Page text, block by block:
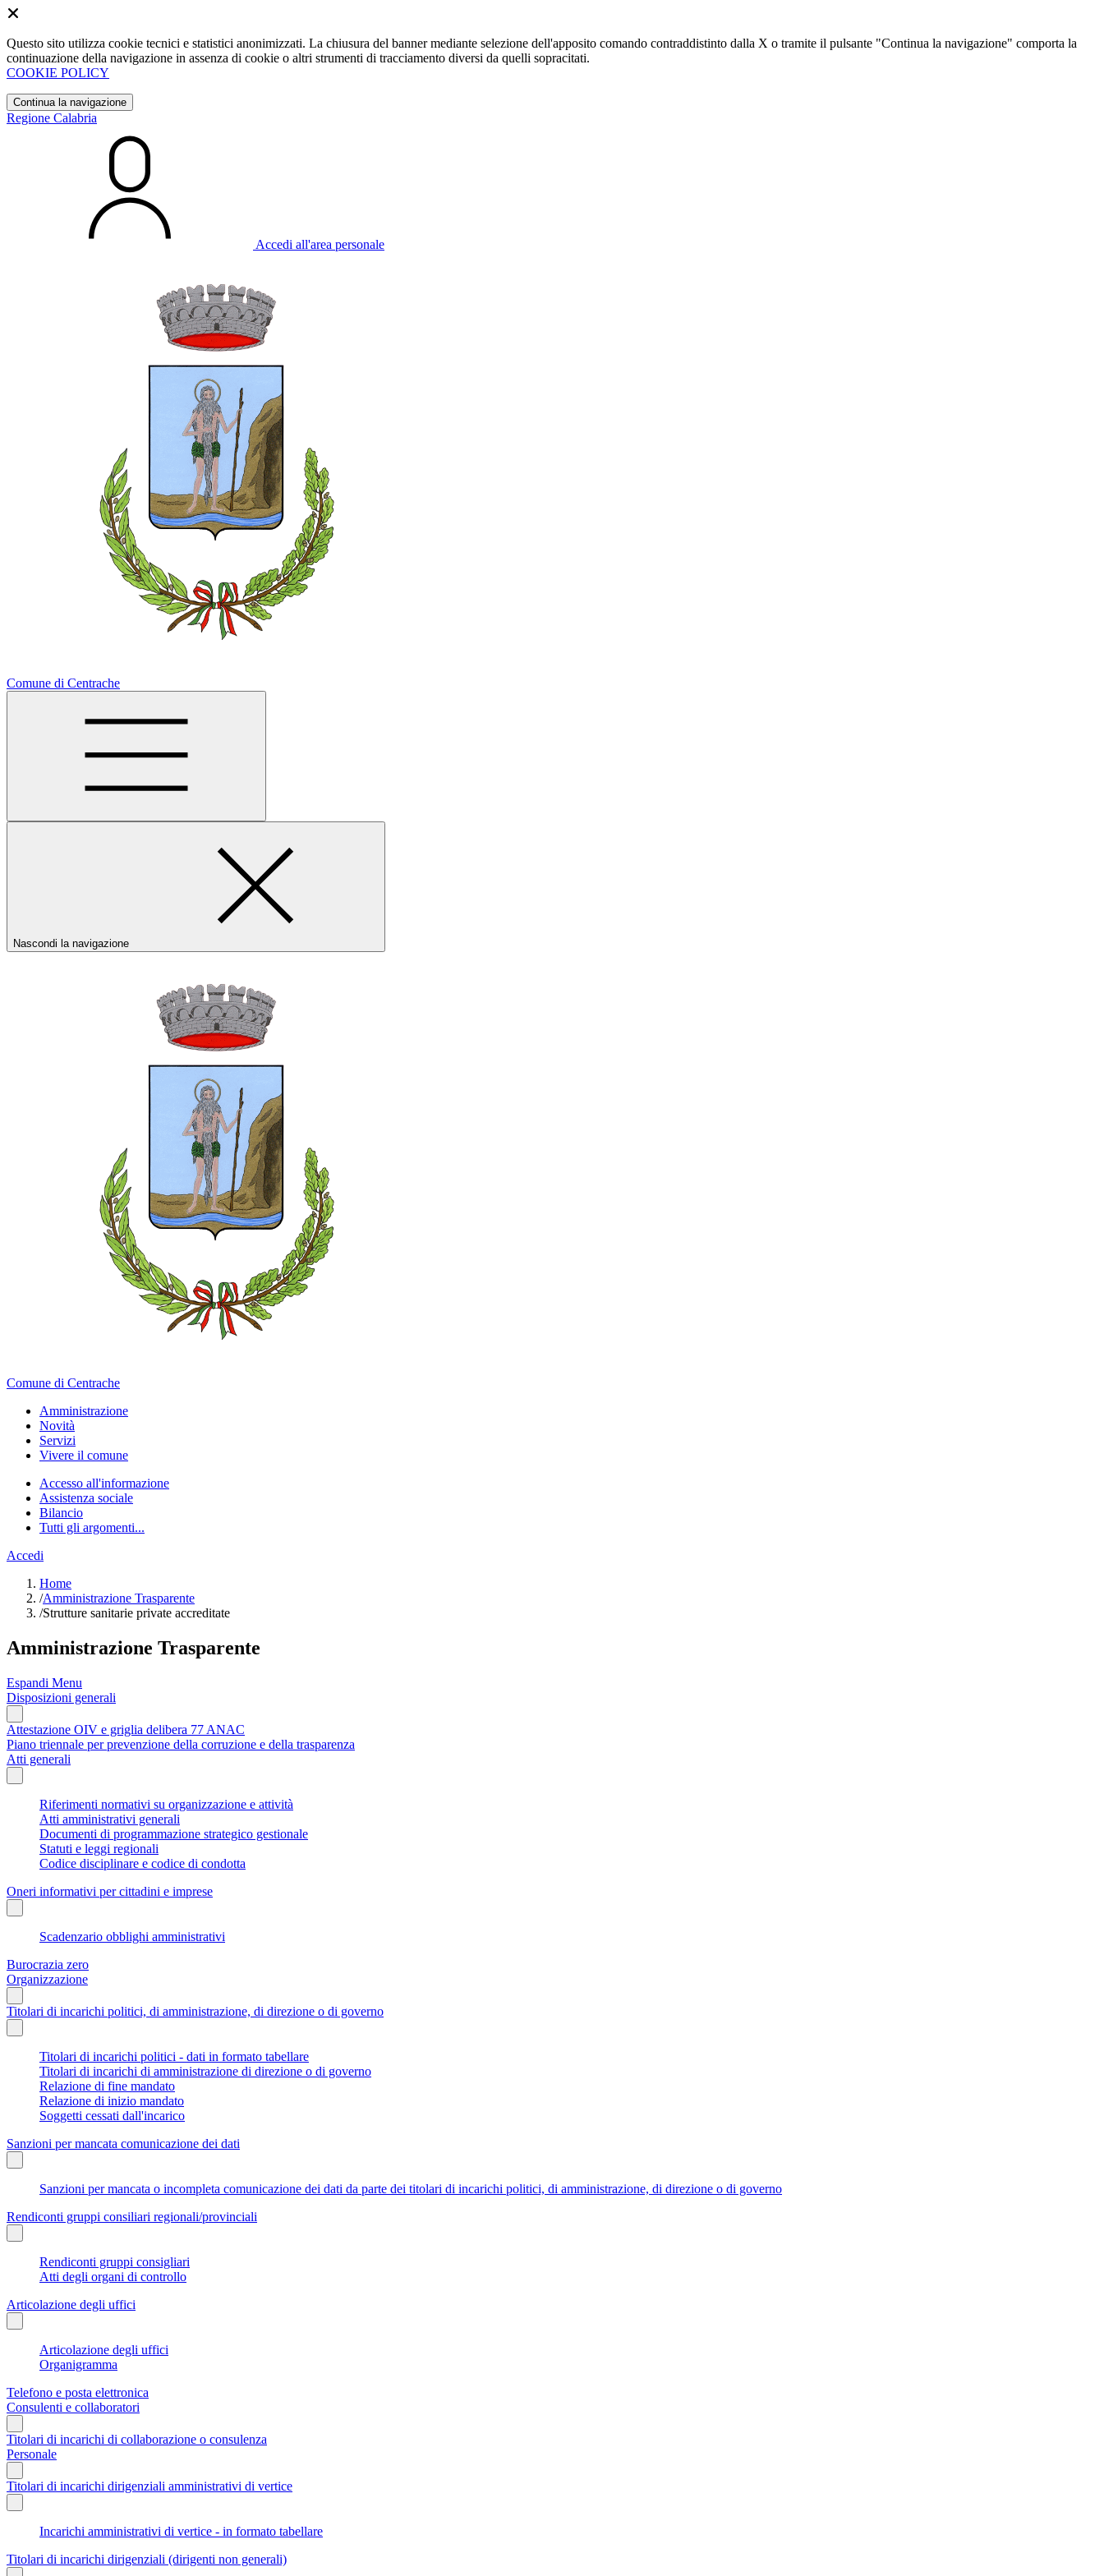
Questo sito utilizza cookie tecnici e statistici anonimizzati. La chiusura del banner mediante selezione dell'apposito comando contraddistinto dalla X o tramite il pulsante "Continua la navigazione" comporta la
continuazione della navigazione in assenza di cookie o altri strumenti di tracciamento diversi da quelli sopracitati.
COOKIE POLICY
Continua la navigazione
Regione Calabria
Accedi all'area personale
Comune di Centrache
Nascondi la navigazione
Comune di Centrache
Amministrazione
Novità
Servizi
Vivere il comune
Accesso all'informazione
Assistenza sociale
Bilancio
Tutti gli argomenti...
Accedi
Home
/Amministrazione Trasparente
/Strutture sanitarie private accreditate
Amministrazione Trasparente
Espandi Menu
Disposizioni generali
Attestazione OIV e griglia delibera 77 ANAC
Piano triennale per prevenzione della corruzione e della trasparenza
Atti generali
Riferimenti normativi su organizzazione e attività
Atti amministrativi generali
Documenti di programmazione strategico gestionale
Statuti e leggi regionali
Codice disciplinare e codice di condotta
Oneri informativi per cittadini e imprese
Scadenzario obblighi amministrativi
Burocrazia zero
Organizzazione
Titolari di incarichi politici, di amministrazione, di direzione o di governo
Titolari di incarichi politici - dati in formato tabellare
Titolari di incarichi di amministrazione di direzione o di governo
Relazione di fine mandato
Relazione di inizio mandato
Soggetti cessati dall'incarico
Sanzioni per mancata comunicazione dei dati
Sanzioni per mancata o incompleta comunicazione dei dati da parte dei titolari di incarichi politici, di amministrazione, di direzione o di governo
Rendiconti gruppi consiliari regionali/provinciali
Rendiconti gruppi consigliari
Atti degli organi di controllo
Articolazione degli uffici
Articolazione degli uffici
Organigramma
Telefono e posta elettronica
Consulenti e collaboratori
Titolari di incarichi di collaborazione o consulenza
Personale
Titolari di incarichi dirigenziali amministrativi di vertice
Incarichi amministrativi di vertice - in formato tabellare
Titolari di incarichi dirigenziali (dirigenti non generali)